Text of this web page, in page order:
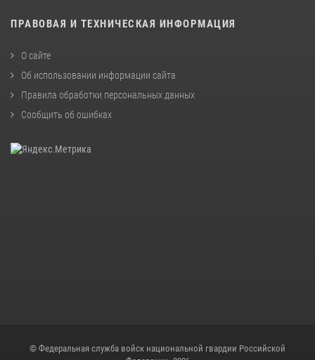
ПРАВОВАЯ И ТЕХНИЧЕСКАЯ ИНФОРМАЦИЯ
О сайте
Об использовании информации сайта
Правила обработки персональных данных
Сообщить об ошибках
© Федеральная служба войск национальной гвардии Российской